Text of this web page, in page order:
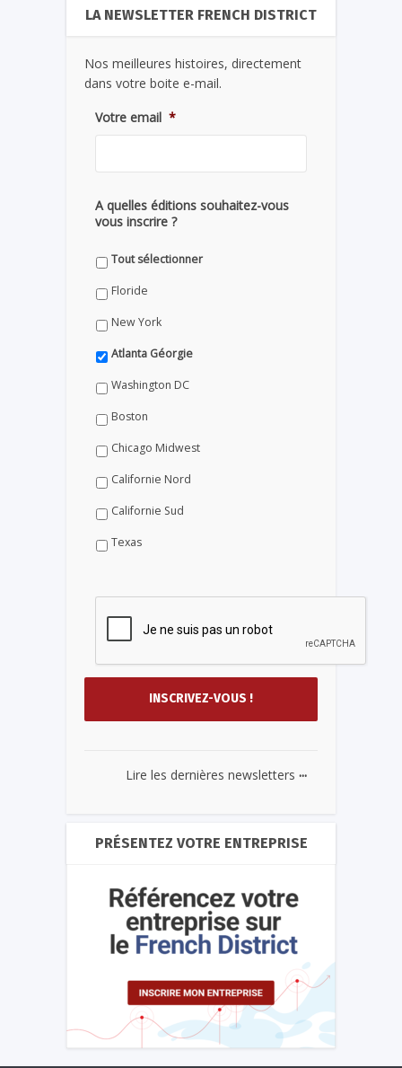
LA NEWSLETTER FRENCH DISTRICT
Nos meilleures histoires, directement
dans votre boite e-mail.
Votre email *
A quelles éditions souhaitez-vous
vous inscrire ?
Tout sélectionner
Floride
New York
Atlanta Géorgie
Washington DC
Boston
Chicago Midwest
Californie Nord
Californie Sud
Texas
Lire les dernières newsletters ...
PRÉSENTEZ VOTRE ENTREPRISE